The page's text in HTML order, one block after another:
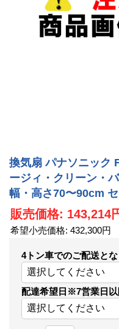
換気扇 パナソニック
ージィ・クリーン・
幅・高さ70〜90cm
販売価格: 143,214
希望小売価格: 432,300円
4トン車でのご配送と
配達希望日※7営業日